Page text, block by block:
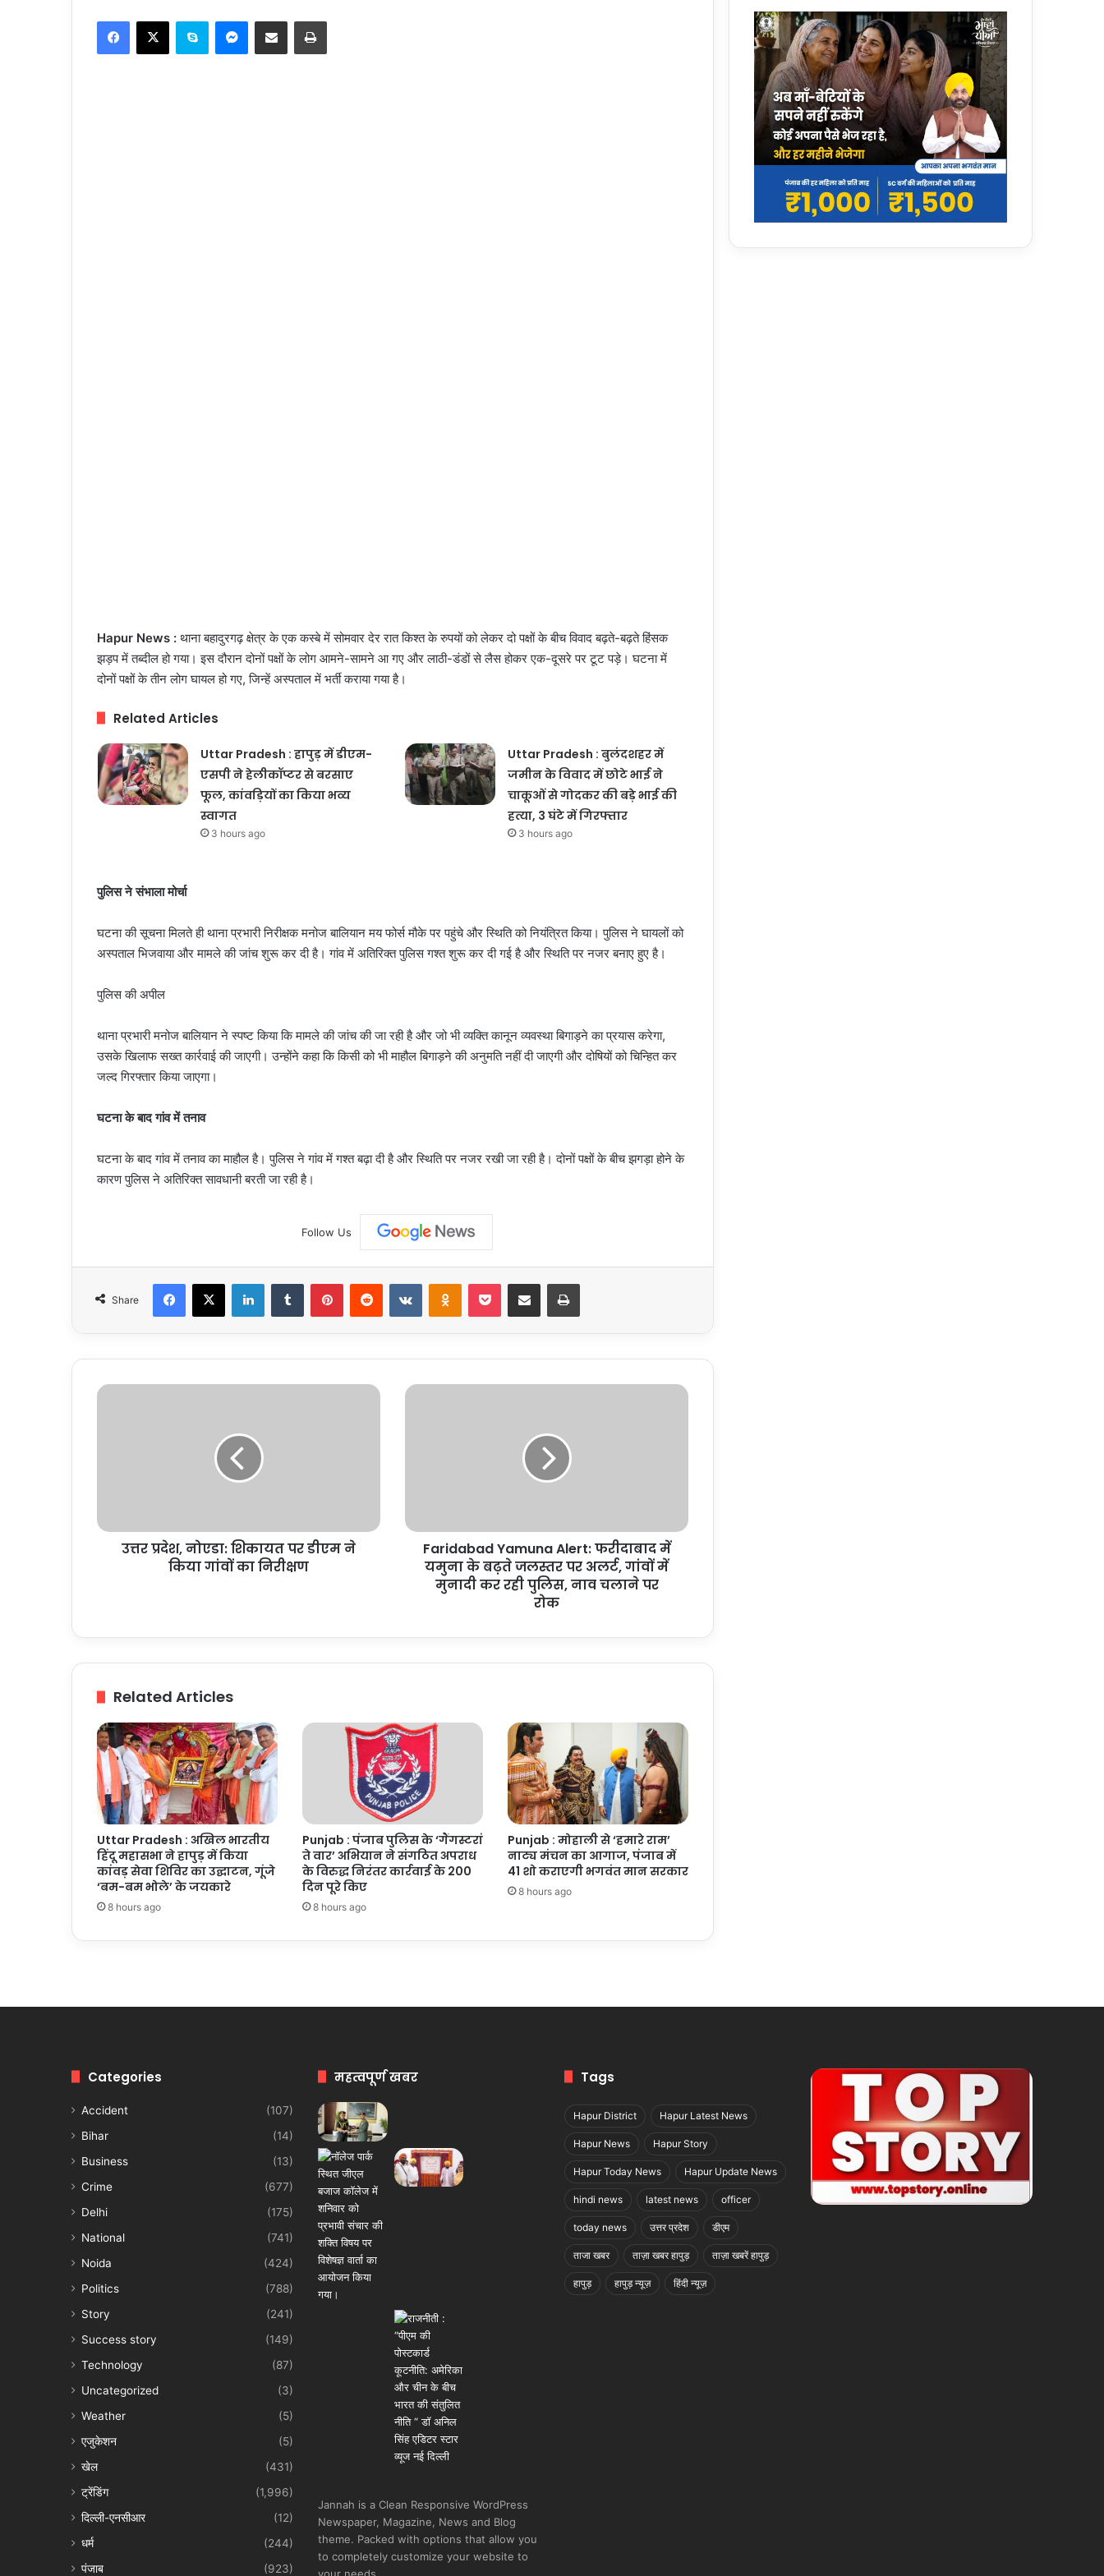
Facebook
X Skype Messenger
Share via Email Print
Hapur News : थाना बहादुरगढ़ क्षेत्र के एक कस्बे में सोमवार देर रात किश्त के रुपयों को लेकर दो पक्षों के बीच विवाद बढ़ते-बढ़ते हिंसक
झड़प में तब्दील हो गया। इस दौरान दोनों पक्षों के लोग आमने-सामने आ गए और लाठी-डंडों से लैस होकर एक-दूसरे पर टूट पड़े। घटना में
दोनों पक्षों के तीन लोग घायल हो गए, जिन्हें अस्पताल में भर्ती कराया गया है।
Related Articles
Uttar Pradesh : हापुड़ में डीएम-
एसपी ने हेलीकॉप्टर से बरसाए
फूल, कांवड़ियों का किया भव्य
स्वागत
3 hours ago
Uttar Pradesh : बुलंदशहर में
जमीन के विवाद में छोटे भाई ने
चाकूओं से गोदकर की बड़े भाई की
हत्या, 3 घंटे में गिरफ्तार
3 hours ago
पुलिस ने संभाला मोर्चा
घटना की सूचना मिलते ही थाना प्रभारी निरीक्षक मनोज बालियान मय फोर्स मौके पर पहुंचे और स्थिति को नियंत्रित किया। पुलिस ने घायलों को
अस्पताल भिजवाया और मामले की जांच शुरू कर दी है। गांव में अतिरिक्त पुलिस गश्त शुरू कर दी गई है और स्थिति पर नजर बनाए हुए है।
पुलिस की अपील
थाना प्रभारी मनोज बालियान ने स्पष्ट किया कि मामले की जांच की जा रही है और जो भी व्यक्ति कानून व्यवस्था बिगाड़ने का प्रयास करेगा,
उसके खिलाफ सख्त कार्रवाई की जाएगी। उन्होंने कहा कि किसी को भी माहौल बिगाड़ने की अनुमति नहीं दी जाएगी और दोषियों को चिन्हित कर
जल्द गिरफ्तार किया जाएगा।
घटना के बाद गांव में तनाव
घटना के बाद गांव में तनाव का माहौल है। पुलिस ने गांव में गश्त बढ़ा दी है और स्थिति पर नजर रखी जा रही है। दोनों पक्षों के बीच झगड़ा होने के
कारण पुलिस ने अतिरिक्त सावधानी बरती जा रही है।
Follow Us
Share
Facebook
X LinkedInTumblr PinterestReddit VKontakteOdnoklassniki
Pocket Share via Email Print
उत्तर
गांवों
उत्तर प्रदेश, नोएडा: शिकायत पर डीएम ने
किया गांवों का निरीक्षण
Faridabad
जलस्तर
अलर्ट,
पुलिस,
रोक
Faridabad Yamuna Alert: फरीदाबाद में
यमुना के बढ़ते जलस्तर पर अलर्ट, गांवों में
मुनादी कर रही पुलिस, नाव चलाने पर
रोक
Related Articles
Uttar Pradesh : अखिल भारतीय
हिंदू महासभा ने हापुड़ में किया
कांवड़ सेवा शिविर का उद्घाटन, गूंजे
‘बम-बम भोले’ के जयकारे
8 hours ago
Punjab : पंजाब पुलिस के ‘गैंगस्टरां
ते वार’ अभियान ने संगठित अपराध
के विरुद्ध निरंतर कार्रवाई के 200
दिन पूरे किए
8 hours ago
Punjab : मोहाली से ‘हमारे राम’
नाट्य मंचन का आगाज, पंजाब में
41 शो कराएगी भगवंत मान सरकार
8 hours ago
Categories
Accident
(107)
Bihar
(14)
Business
(13)
Crime
(677)
Delhi
(175)
National
(741)
Noida
(424)
Politics
(788)
Story
(241)
Success story
(149)
Technology
(87)
Uncategorized
(3)
Weather
(5)
एजुकेशन
(5)
खेल
(431)
ट्रेंडिंग
(1,996)
दिल्ली-एनसीआर
(12)
धर्म
(244)
पंजाब
(923)
महत्वपूर्ण खबर
Jannah is a Clean Responsive WordPress
Newspaper, Magazine, News and Blog
theme. Packed with options that allow you
to completely customize your website to
your needs.
Tags
Hapur District Hapur Latest News
Hapur News Hapur Story
Hapur Today News Hapur Update News
hindi news latest news officer
today news उत्तर प्रदेश डीएम
ताजा खबर ताज़ा खबर हापुड़ ताज़ा खबरें हापुड़
हापुड़ हापुड़ न्यूज़ हिंदी न्यूज़